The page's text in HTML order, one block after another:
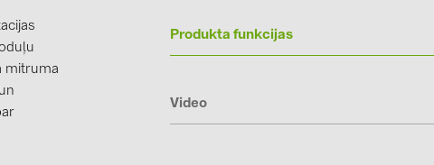
TIGO (4)
mitruma
Produkta funkcijas
Video